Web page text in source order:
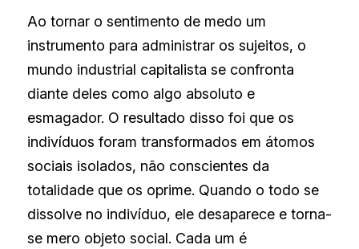
Ao tornar o sentimento de medo um
instrumento para administrar os sujeitos, o
mundo industrial capitalista se confronta
diante deles como algo absoluto e
esmagador. O resultado disso foi que os
indivíduos foram transformados em átomos
sociais isolados, não conscientes da
totalidade que os oprime. Quando o todo se
dissolve no indivíduo, ele desaparece e torna-
se mero objeto social. Cada um é